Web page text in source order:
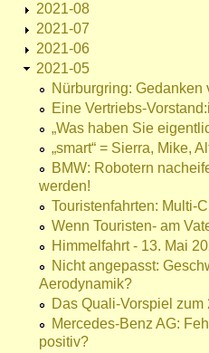
2021-08
2021-07
2021-06
2021-05
Nürburgring: Gedanken
Eine Vertriebs-
„Was haben Sie
„smart“ = Sierra, Mike,
BMW: Robotern
werden!
Touristenfahrten: Multi-
Wenn Touristen- am
Himmelfahrt - 13. Mai
Nicht angepasst:
Aerodynamik?
Das Quali-Vorspiel zum
Mercedes-Benz AG:
positiv?